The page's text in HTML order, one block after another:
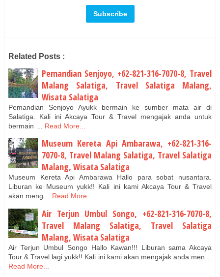
Related Posts :
Pemandian Senjoyo, +62-821-316-7070-8, Travel
Malang Salatiga, Travel Salatiga Malang,
Wisata Salatiga
Pemandian Senjoyo Ayukk bermain ke sumber mata air di
Salatiga. Kali ini Akcaya Tour & Travel mengajak anda untuk
bermain …
Read More...
Museum Kereta Api Ambarawa, +62-821-316-
7070-8, Travel Malang Salatiga, Travel Salatiga
Malang, Wisata Salatiga
Museum Kereta Api Ambarawa Hallo para sobat nusantara.
Liburan ke Museum yukk!! Kali ini kami Akcaya Tour & Travel
akan meng…
Read More...
Air Terjun Umbul Songo, +62-821-316-7070-8,
Travel Malang Salatiga, Travel Salatiga
Malang, Wisata Salatiga
Air Terjun Umbul Songo Hallo Kawan!!! Liburan sama Akcaya
Tour & Travel lagi yukk!! Kali ini kami akan mengajak anda men…
Read More...